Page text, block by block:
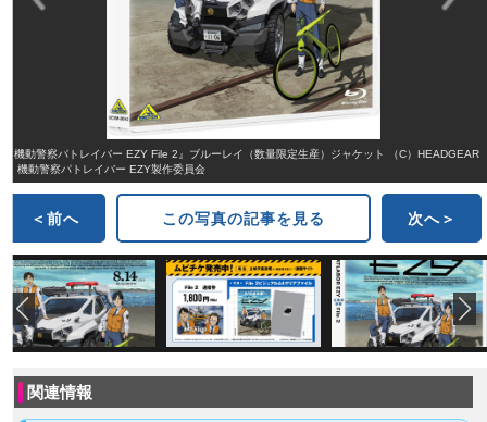
『機動警察パトレイバー EZY File 2』ブルーレイ（数量限定生産）ジャケット （C）HEADGEAR
／ 機動警察パトレイバー EZY製作委員会
＜前へ この写真の記事を見る 次へ＞
関連情報